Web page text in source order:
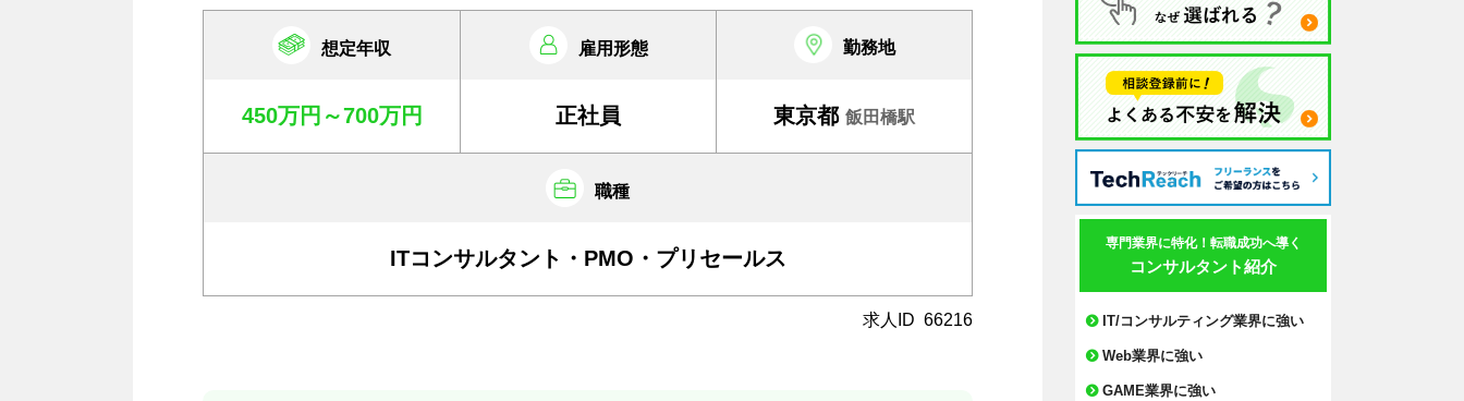
想定年収 雇用形態 勤務地
450万円～700万円 正社員 東京都 飯田橋駅
職種
ITコンサルタント・PMO・プリセールス
求人ID 66216
専門業界に特化！転職成功へ導く
コンサルタント紹介
IT/コンサルティング業界に強い
Web業界に強い
GAME業界に強い